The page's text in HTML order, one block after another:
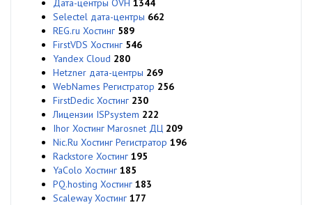
Дата-центры OVH 1344
Selectel дата-центры 662
REG.ru Хостинг 589
FirstVDS Хостинг 546
Yandex Cloud 280
Hetzner дата-центры 269
WebNames Регистратор 256
FirstDedic Хостинг 230
Лицензии ISPsystem 222
Ihor Хостинг Marosnet ДЦ 209
Nic.Ru Хостинг Регистратор 196
Rackstore Хостинг 195
YaColo Хостинг 185
PQ.hosting Хостинг 183
Scaleway Хостинг 177